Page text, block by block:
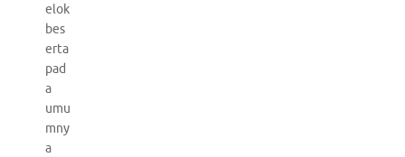
elok
bes
erta
pad
a
umu
mny
a